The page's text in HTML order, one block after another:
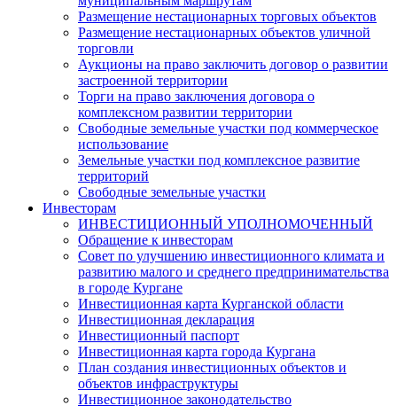
Размещение нестационарных торговых объектов
Размещение нестационарных объектов уличной
торговли
Аукционы на право заключить договор о развитии
застроенной территории
Торги на право заключения договора о
комплексном развитии территории
Свободные земельные участки под коммерческое
использование
Земельные участки под комплексное развитие
территорий
Свободные земельные участки
Инвесторам
ИНВЕСТИЦИОННЫЙ УПОЛНОМОЧЕННЫЙ
Обращение к инвесторам
Совет по улучшению инвестиционного климата и
развитию малого и среднего предпринимательства
в городе Кургане
Инвестиционная карта Курганской области
Инвестиционная декларация
Инвестиционный паспорт
Инвестиционная карта города Кургана
План создания инвестиционных объектов и
объектов инфраструктуры
Инвестиционное законодательство